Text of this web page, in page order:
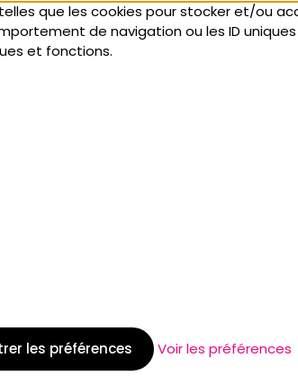
que les cookies pour stocker et/ou
de navigation ou les ID
et fonctions.
les préférences
Voir les préférences